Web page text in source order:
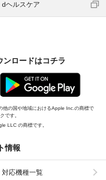
dヘルスケア
ロードはコチラ
の国や地域におけるApple Inc.の商標で
です。
LLC の商標です。
情報
対応機種一覧